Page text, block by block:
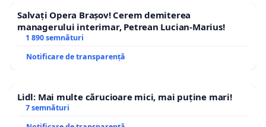
Salvați Opera Brașov! Cerem demiterea
managerului interimar, Petrean Lucian-Marius!
1 890 semnături
Notificare de transparență
Lidl: Mai multe cărucioare mici, mai puține mari!
7 semnături